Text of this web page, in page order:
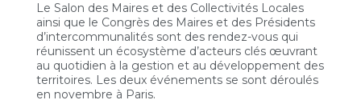
Le Salon des Maires et des Collectivités Locales
ainsi que le Congrès des Maires et des Présidents
d’intercommunalités sont des rendez-vous qui
réunissent un écosystème d’acteurs clés œuvrant
au quotidien à la gestion et au développement des
territoires. Les deux événements se sont déroulés
en novembre à Paris.